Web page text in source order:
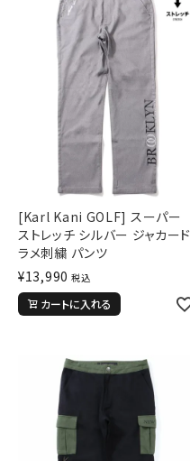
[Karl Kani GOLF] スーパー
ストレッチ シルバー ジャカード
ラメ刺繍 パンツ
¥13,990 税込
カートに入れる